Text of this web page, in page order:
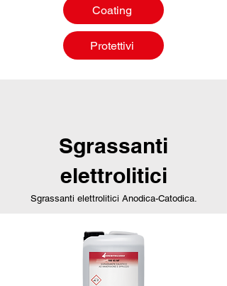
Coating
Protettivi
Sgrassanti
elettrolitici
Sgrassanti elettrolitici Anodica-Catodica.